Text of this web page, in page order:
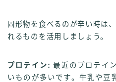
固形物を食べるのが辛い時は
れるものを活用しましょう。
プロテイン: 最近のプロテイ
いものが多いです。牛乳や豆